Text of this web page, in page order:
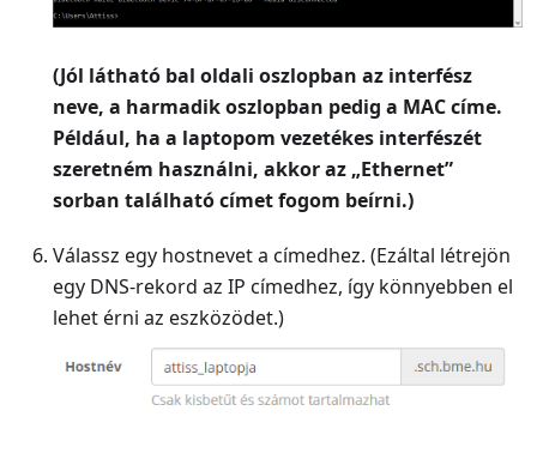
(Jól látható bal oldali oszlopban az interfész
neve, a harmadik oszlopban pedig a MAC címe.
Például, ha a laptopom vezetékes interfészét
szeretném használni, akkor az „Ethernet”
sorban található címet fogom beírni.)
Válassz egy hostnevet a címedhez. (Ezáltal létrejön
egy DNS-rekord az IP címedhez, így könnyebben el
lehet érni az eszközödet.)